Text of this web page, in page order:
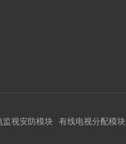
监视安防模块 有线电视分配模块